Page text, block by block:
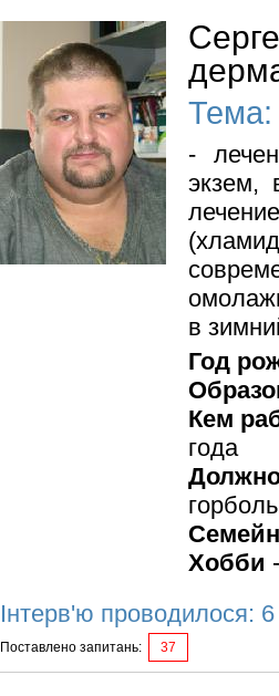
Тема:
-
экзем,
в
Год
Кем
года
Хобби
Інтерв'ю проводилося:
Поставлено запитань: 37